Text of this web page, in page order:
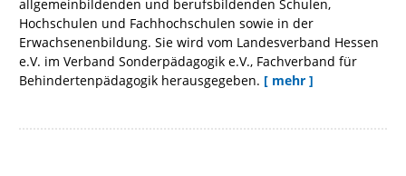
allgemeinbildenden und berufsbildenden Schulen,
Hochschulen und Fachhochschulen sowie in der
Erwachsenenbildung. Sie wird vom Landesverband Hessen
e.V. im Verband Sonderpädagogik e.V., Fachverband für
Behindertenpädagogik herausgegeben. [ mehr ]